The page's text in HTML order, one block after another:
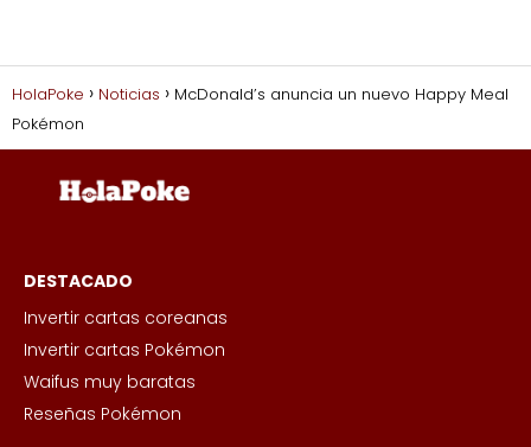
HolaPoke Noticias
McDonald’s anuncia un nuevo Happy Meal
Pokémon
DESTACADO
Invertir cartas coreanas
Invertir cartas Pokémon
Waifus muy baratas
Reseñas Pokémon